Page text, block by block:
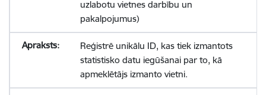
uzlabotu vietnes darbību un
pakalpojumus)
Reģistrē unikālu ID, kas tiek izmantots
statistisko datu iegūšanai par to, kā
apmeklētājs izmanto vietni.